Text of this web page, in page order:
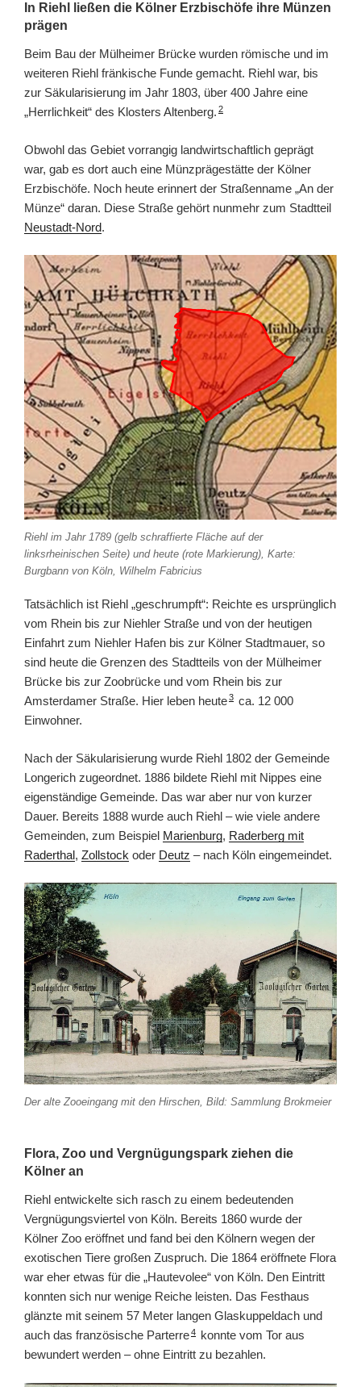
In Riehl ließen die Kölner Erzbischöfe ihre Münzen
prägen
Beim Bau der Mülheimer Brücke wurden römische und im
weiteren Riehl fränkische Funde gemacht. Riehl war, bis
zur Säkularisierung im Jahr 1803, über 400 Jahre eine
„Herrlichkeit“ des Klosters Altenberg. 2
Obwohl das Gebiet vorrangig landwirtschaftlich geprägt
war, gab es dort auch eine Münzprägestätte der Kölner
Erzbischöfe. Noch heute erinnert der Straßenname „An der
Münze“ daran. Diese Straße gehört nunmehr zum Stadtteil
Neustadt-Nord.
Riehl im Jahr 1789 (gelb schraffierte Fläche auf der
linksrheinischen Seite) und heute (rote Markierung), Karte:
Burgbann von Köln, Wilhelm Fabricius
Tatsächlich ist Riehl „geschrumpft“: Reichte es ursprünglich
vom Rhein bis zur Niehler Straße und von der heutigen
Einfahrt zum Niehler Hafen bis zur Kölner Stadtmauer, so
sind heute die Grenzen des Stadtteils von der Mülheimer
Brücke bis zur Zoobrücke und vom Rhein bis zur
Amsterdamer Straße. Hier leben heute3 ca. 12 000
Einwohner.
Nach der Säkularisierung wurde Riehl 1802 der Gemeinde
Longerich zugeordnet. 1886 bildete Riehl mit Nippes eine
eigenständige Gemeinde. Das war aber nur von kurzer
Dauer. Bereits 1888 wurde auch Riehl – wie viele andere
Gemeinden, zum Beispiel Marienburg, Raderberg mit
Raderthal, Zollstock oder Deutz – nach Köln eingemeindet.
Der alte Zooeingang mit den Hirschen, Bild: Sammlung Brokmeier
Flora, Zoo und Vergnügungspark ziehen die
Kölner an
Riehl entwickelte sich rasch zu einem bedeutenden
Vergnügungsviertel von Köln. Bereits 1860 wurde der
Kölner Zoo eröffnet und fand bei den Kölnern wegen der
exotischen Tiere großen Zuspruch. Die 1864 eröffnete Flora
war eher etwas für die „Hautevolee“ von Köln. Den Eintritt
konnten sich nur wenige Reiche leisten. Das Festhaus
glänzte mit seinem 57 Meter langen Glaskuppeldach und
auch das französische Parterre4 konnte vom Tor aus
bewundert werden – ohne Eintritt zu bezahlen.